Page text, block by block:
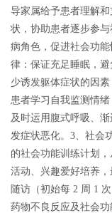
导家属给予患者理解
状，协助患者逐步参
病角色，促进社会功能
律：保证充足睡眠，
少诱发躯体症状的因
患者学习自我监测情
及时运用腹式呼吸、
发症状恶化。3、社会
的社会功能训练计划
活动、兴趣爱好培养
随访（初始每 2 周 1
药物不良反应及社会